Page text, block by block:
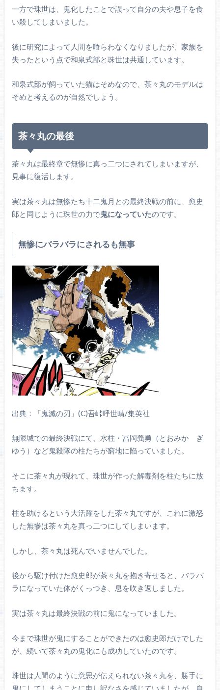
一方で珠世は、鬼化したことで誤って自分の夫や息子を食
い殺してしまいました。
後に研究によって人間を喰らわなくなりましたが、家族を
失ったという点で和泉式部と珠世は共通しています。
和泉式部が飼っていた猫はそめなので、茶々丸のモデルは
そめと考えるのが自然でしょう。
茶々丸の最後
茶々丸は最終章で無惨に真っ二つにされてしまいますが、
見事に復活します。
実は茶々丸は無惨たち十二鬼月との最終決戦の前に、愈史
郎と同じように珠世の力で鬼になっていたのです。
無惨にバラバラにされるも無事
出典：「鬼滅の刃」(C)吾峠呼世晴/集英社
無限城での最終決戦にて、水柱・冨岡義勇（とおみか ぎ
ゆう）など鬼殺隊の柱たちが窮地に陥っていました。
そこに茶々丸が現れて、珠世が作った解毒剤を柱たちに放
ちます。
柱を助けるという大活躍をした茶々丸ですが、これに激怒
した無惨は茶々丸を真っ二つにしてしまいます。
しかし、茶々丸は死んでいませんでした。
後から駆け付けた愈史郎が茶々丸を抱き寄せると、バラバ
ラになっていた体がくっつき、息を吹き返しました。
実は茶々丸は最終決戦の前に鬼になっていました。
今まで珠世が鬼にすることができたのは愈史郎だけでした
が、続いて茶々丸の鬼化にも成功していたのです。
珠世は人間のように意思が伝えられない茶々丸を、勝手に
鬼にしてしまうことに申し訳なさを感じていましたが、自